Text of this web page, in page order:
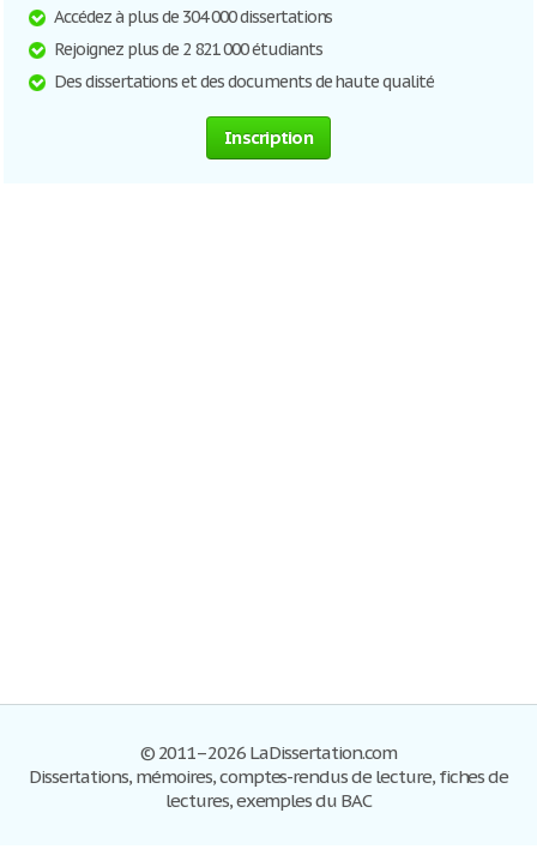
Accédez à plus de 304 000 dissertations
Rejoignez plus de 2 821 000 étudiants
Des dissertations et des documents de haute qualité
Inscription
© 2011–2026 LaDissertation.com
Dissertations, mémoires, comptes-rendus de lecture, fiches de
lectures, exemples du BAC